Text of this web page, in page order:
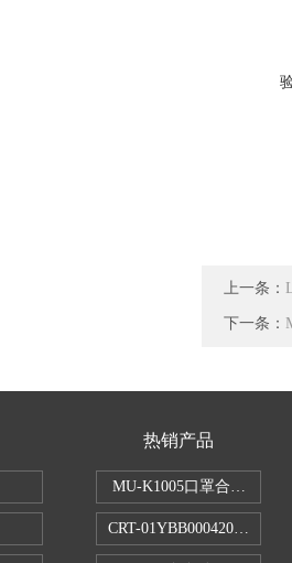
上一条：
下一条：
热销产品
MU-K1005口罩合成血液
CRT-01YBB00042005数显